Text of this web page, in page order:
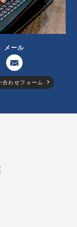
メール
合わせフォーム